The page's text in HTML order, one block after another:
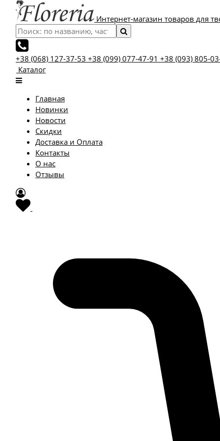
Интернет-магазин товаров для
+38 (068) 127-37-53 +38 (099) 077-47-91 +38 (093) 805-
Каталог
Главная
Новинки
Новости
Скидки
Доставка и Оплата
Контакты
О нас
Отзывы